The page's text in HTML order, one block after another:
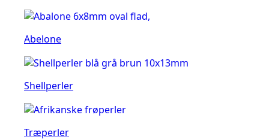
Abelone
Shellperler
Træperler